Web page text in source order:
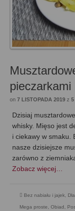
pieczarkami
on 7 LISTOPADA 2019 z 5
Dzisiaj
whisky. Mięso jest
i ciekawy w smaku.
nasze dzisiejsze
zarówno z
Zobacz więcej…
Bez nabiału i jajek,
Mega proste, Obiad,